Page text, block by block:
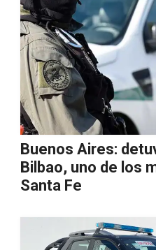
Buenos Aires:
Bilbao, uno de los
Santa Fe